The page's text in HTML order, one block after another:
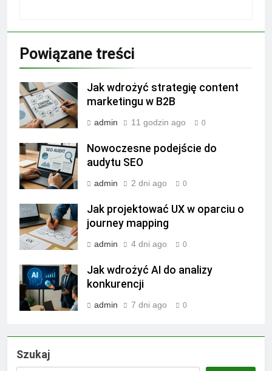
Powiązane treści
Jak wdrożyć strategię content
marketingu w B2B
admin 11 godzin ago 0
Nowoczesne podejście do
audytu SEO
admin 2 dni ago 0
Jak projektować UX w oparciu o
journey mapping
admin 4 dni ago 0
Jak wdrożyć AI do analizy
konkurencji
admin 7 dni ago 0
Szukaj